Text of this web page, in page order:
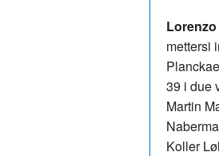
Lorenzo
mettersi
39 i due
Martin
Koller